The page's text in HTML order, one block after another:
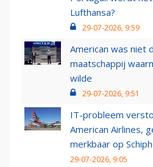
Lufthansa?
29-07-2026, 9:59
American was niet
maatschappij
wilde
29-07-2026, 9:51
IT-probleem
American Airlines,
merkbaar op
29-07-2026, 9:05